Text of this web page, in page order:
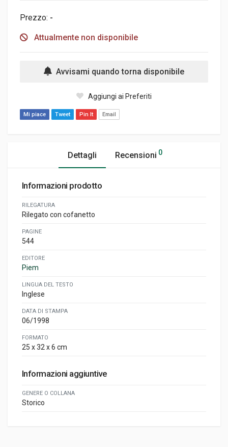
Prezzo: -
Attualmente non disponibile
Avvisami quando torna disponibile
Aggiungi ai Preferiti
Mi piace Tweet Pin It Email
Dettagli Recensioni 0
Informazioni prodotto
RILEGATURA
Rilegato con cofanetto
PAGINE
544
EDITORE
Piem
LINGUA DEL TESTO
Inglese
DATA DI STAMPA
06/1998
FORMATO
25 x 32 x 6 cm
Informazioni aggiuntive
GENERE O COLLANA
Storico